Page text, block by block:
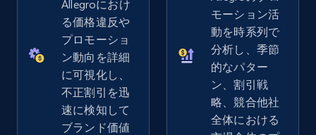
eBay - Gather data on products using
specified keywords
URL, Product id, Title, Seller name, Seller rating,
Seller reviews, Breadcrumbs, Root category, and
more.
Allegroにおけ
る価格違反や
プロモーショ
ン動向を詳細
に可視化し、
不正割引を迅
速に検知して
ブランド価値
モーション活
動を時系列で
分析し、季節
的なパター
ン、割引戦
略、競合他社
全体における